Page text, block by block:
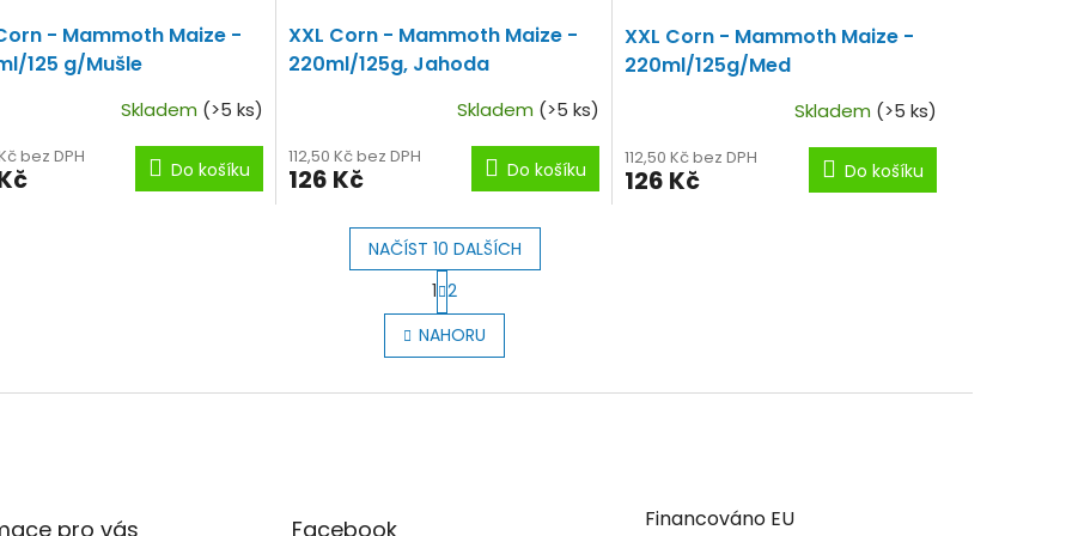
- Mammoth Maize -
125 g/Mušle
Skladem (>5 ks)
bez DPH
Do košíku
XXL Corn - Mammoth Maize -
220ml/125g, Jahoda
Skladem (>5 ks)
112,50 Kč bez DPH
126 Kč Do košíku
XXL Corn - Mammoth Maize -
220ml/125g/Med
Skladem (>5 ks)
112,50 Kč bez DPH
126 Kč Do košíku
O
v
d
NAČÍST 10 DALŠÍCH
S
t
r
á
n
o
1 2
NAHORU
pro vás Facebook Financováno EU